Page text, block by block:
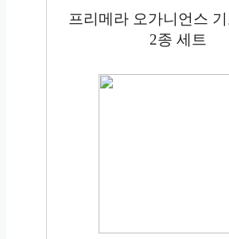
프리메라 오가니언스
2종 세트